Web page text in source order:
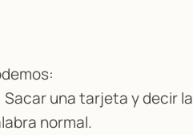
Sacar una tarjeta y decir la
normal.